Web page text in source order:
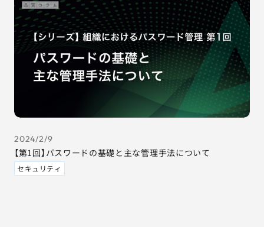
2024/2/9
【第1回】パスワードの基礎と主な管理手法について
セキュリティ